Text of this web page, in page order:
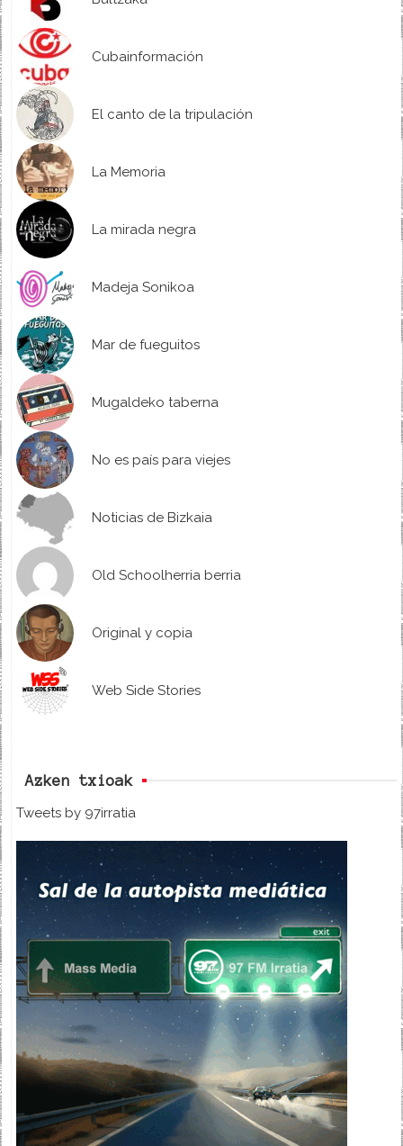
Cubainformación
El canto de la tripulación
La Memoria
La mirada negra
Madeja Sonikoa
Mar de fueguitos
Mugaldeko taberna
No es país para viejes
Noticias de Bizkaia
Old Schoolherria berria
Original y copia
Web Side Stories
Azken txioak
Tweets by 97irratia